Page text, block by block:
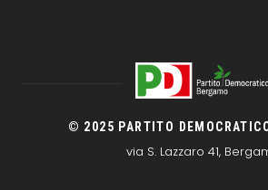
© 2025 PARTITO
via S. Lazzaro 41,